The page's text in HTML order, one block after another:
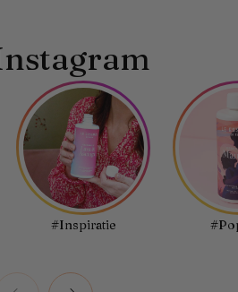
#Inspiratie